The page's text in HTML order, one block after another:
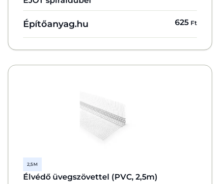
Építőanyag.hu 625 Ft
2,5 M
Élvédő üvegszövettel (PVC, 2,5m)